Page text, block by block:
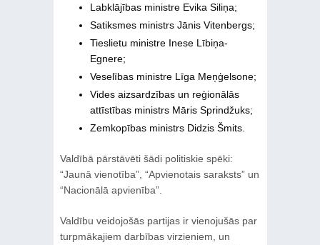
Labklājības ministre Evika Siliņa;
Satiksmes ministrs Jānis Vitenbergs;
Tieslietu ministre Inese Lībiņa-
Egnere;
Veselības ministre Līga Meņģelsone;
Vides aizsardzības un reģionālās
attīstības ministrs Māris Sprindžuks;
Zemkopības ministrs Didzis Šmits.
Valdībā pārstāvēti šādi politiskie spēki:
“Jaunā vienotība”, “Apvienotais saraksts” un
“Nacionālā apvienība”.
Valdību veidojošās partijas ir vienojušās par
turpmākajiem darbības virzieniem, un